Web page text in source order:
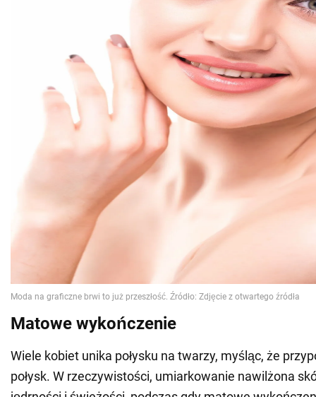
Matowe wykończenie
Wiele kobiet unika połysku na twarzy, myśląc, że
połysk. W rzeczywistości, umiarkowanie nawilżona